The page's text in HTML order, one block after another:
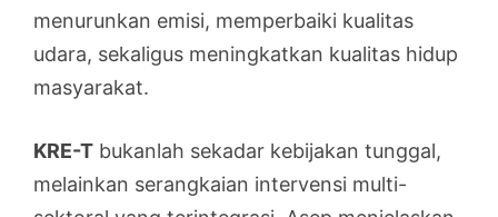
menurunkan emisi, memperbaiki kualitas
udara, sekaligus meningkatkan kualitas hidup
masyarakat.
KRE-T bukanlah sekadar kebijakan tunggal,
melainkan serangkaian intervensi multi-